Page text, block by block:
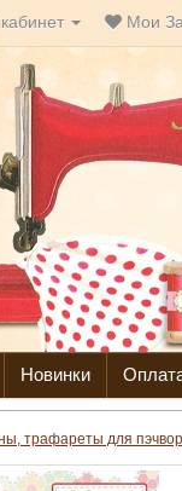
Мои
Новинки
трафареты для